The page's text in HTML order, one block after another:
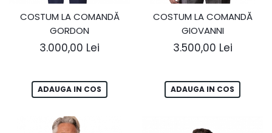
COSTUM LA COMANDĂ
GORDON
3.000,00 Lei
ADAUGA IN COS
COSTUM LA COMANDĂ
GIOVANNI
3.500,00 Lei
ADAUGA IN COS